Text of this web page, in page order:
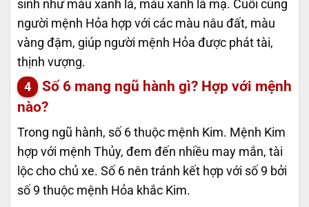
sinh như màu xanh lá, màu xanh lá mạ. Cuối cùng
người mệnh Hỏa hợp với các màu nâu đất, màu
vàng đậm, giúp người mệnh Hỏa được phát tài,
thịnh vượng.
Số 6 mang ngũ hành gì? Hợp với mệnh
nào?
Trong ngũ hành, số 6 thuộc mệnh Kim. Mệnh Kim
hợp với mệnh Thủy, đem đến nhiều may mắn, tài
lộc cho chủ xe. Số 6 nên tránh kết hợp với số 9 bởi
số 9 thuộc mệnh Hỏa khắc Kim.